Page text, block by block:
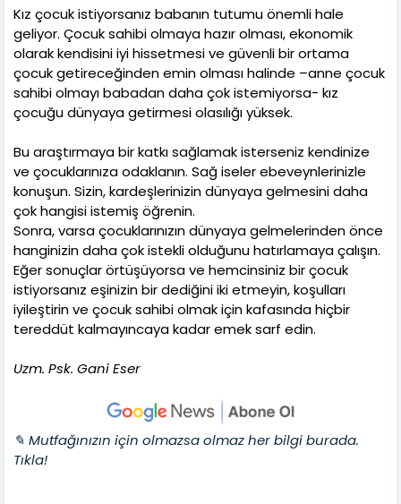
Kız çocuk istiyorsanız babanın tutumu önemli hale
geliyor. Çocuk sahibi olmaya hazır olması, ekonomik
olarak kendisini iyi hissetmesi ve güvenli bir ortama
çocuk getireceğinden emin olması halinde –anne çocuk
sahibi olmayı babadan daha çok istemiyorsa- kız
çocuğu dünyaya getirmesi olasılığı yüksek.
Bu araştırmaya bir katkı sağlamak isterseniz kendinize
ve çocuklarınıza odaklanın. Sağ iseler ebeveynlerinizle
konuşun. Sizin, kardeşlerinizin dünyaya gelmesini daha
çok hangisi istemiş öğrenin.
Sonra, varsa çocuklarınızın dünyaya gelmelerinden önce
hanginizin daha çok istekli olduğunu hatırlamaya çalışın.
Eğer sonuçlar örtüşüyorsa ve hemcinsiniz bir çocuk
istiyorsanız eşinizin bir dediğini iki etmeyin, koşulları
iyileştirin ve çocuk sahibi olmak için kafasında hiçbir
tereddüt kalmayıncaya kadar emek sarf edin.
Uzm. Psk. Gani Eser
✎ Mutfağınızın için olmazsa olmaz her bilgi burada.
Tıkla!